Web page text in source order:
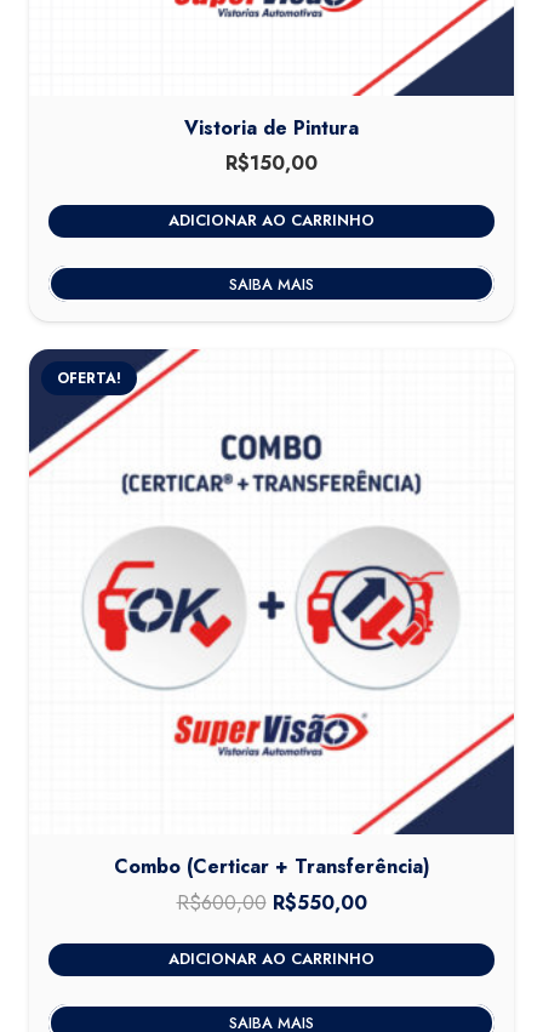
Vistoria de Pintura
R$150,00
ADICIONAR AO CARRINHO
SAIBA MAIS
OFERTA!
Combo (Certicar + Transferência)
R$600,00 O
original
era:
R$550,00O
atual
é:
ADICIONAR AO CARRINHO
SAIBA MAIS